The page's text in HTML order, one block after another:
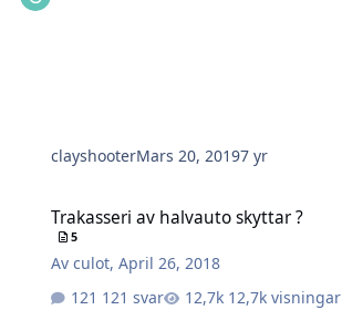
clayshooterMars 20, 20197 yr
Trakasseri av halvauto skyttar ?
5
Avculot,April 26, 2018
121 svar
12,7k visningar